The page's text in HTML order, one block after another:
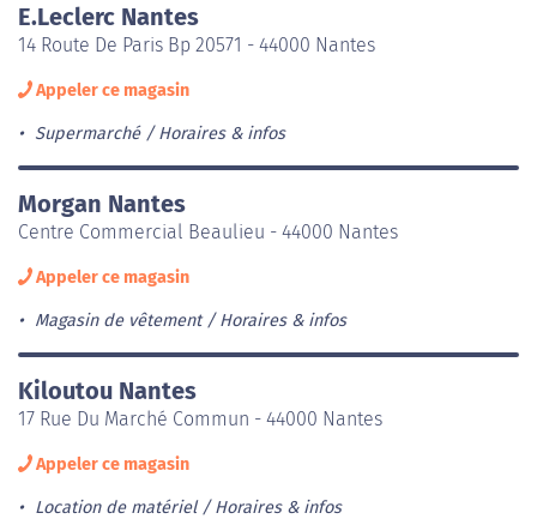
E.Leclerc Nantes
14 Route De Paris Bp 20571 - 44000 Nantes
Appeler ce magasin
Supermarché Horaires & infos
Morgan Nantes
Centre Commercial Beaulieu - 44000 Nantes
Appeler ce magasin
Magasin de vêtement Horaires & infos
Kiloutou Nantes
17 Rue Du Marché Commun - 44000 Nantes
Appeler ce magasin
Location de matériel Horaires & infos